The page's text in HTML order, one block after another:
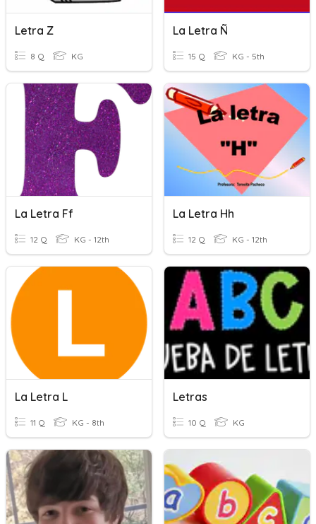
Letra Z
8 Q KG
La Letra Ñ
15 Q KG - 5th
La Letra Ff
12 Q KG - 12th
La Letra Hh
12 Q KG - 12th
La Letra L
11 Q KG - 8th
Letras
10 Q KG